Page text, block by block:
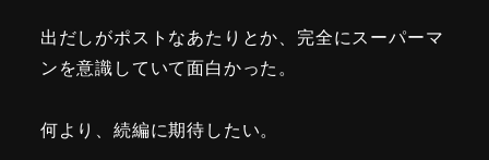
出だしがポストなあたりとか、完全にスーパーマ
ンを意識していて面白かった。
何より、続編に期待したい。